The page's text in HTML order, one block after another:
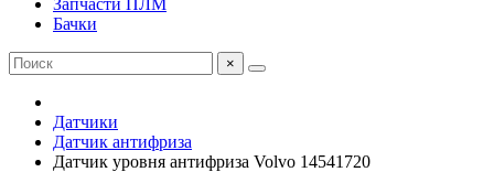
Запчасти ПЛМ
Бачки
×
Датчики
Датчик антифриза
Датчик уровня антифриза Volvo 14541720